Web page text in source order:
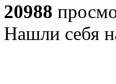
20988
Нашли себя